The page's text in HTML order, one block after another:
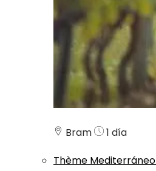
Bram
1 día
Thème Mediterráneo